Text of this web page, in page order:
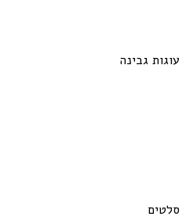
עוגות גבינה
סלטים